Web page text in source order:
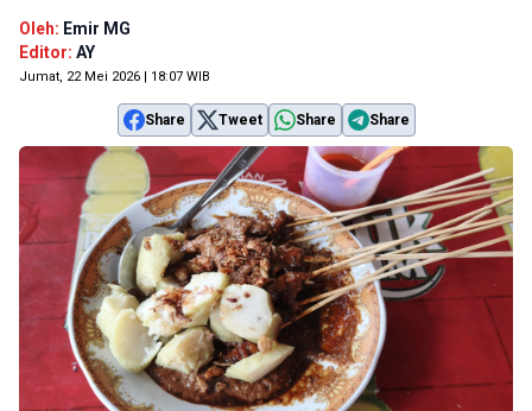
Oleh: Emir MG
Editor: AY
Jumat, 22 Mei 2026 | 18:07 WIB
Share Tweet Share Share